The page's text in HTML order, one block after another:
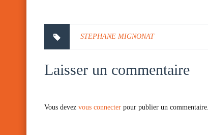
STEPHANE MIGNONAT
Laisser un commentaire
Vous devez vous connecter pour publier un commentaire.